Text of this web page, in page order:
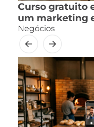
Curso gratuito
um marketing
Negócios